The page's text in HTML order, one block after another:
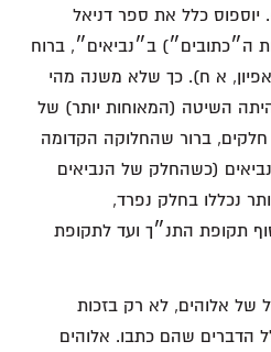
הכתוב״(לוקס כ״ד 27). יוספוס כלל את ספר דניאל
ה״כתובים״) ב״נביאים״, ברוח
אפיון, א ח). כך שלא משנה מהי
השיטה (המאוחות יותר) של
ברור שהחלוקה הקדומה
(כשהחלק של הנביאים
נכללו בחלק נפרד,
תקופת התנ״ך ועד לתקופת
של אלוהים, לא רק בזכות
הדברים שהם כתבו. אלוהים